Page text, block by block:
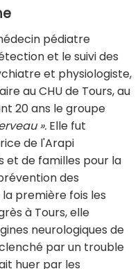
pédiatre
et le suivi des
et physiologiste,
au CHU de Tours, au
20 ans le groupe
». Elle fut
de l'Arapi
et de familles pour la
des
première fois les
à Tours, elle
neurologiques de
par un trouble
huer par les